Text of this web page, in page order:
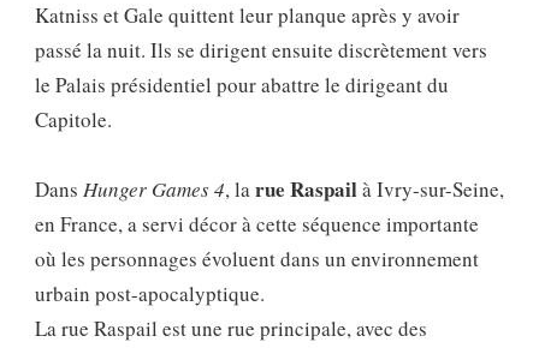
Katniss et Gale quittent leur planque après y avoir
passé la nuit. Ils se dirigent ensuite discrètement vers
le Palais présidentiel pour abattre le dirigeant du
Capitole.
Dans Hunger Games 4, larue Raspailà Ivry-sur-Seine,
en France, a servi décor à cette séquence importante
où les personnages évoluent dans un environnement
urbain post-apocalyptique.
La rue Raspail est une rue principale, avec des